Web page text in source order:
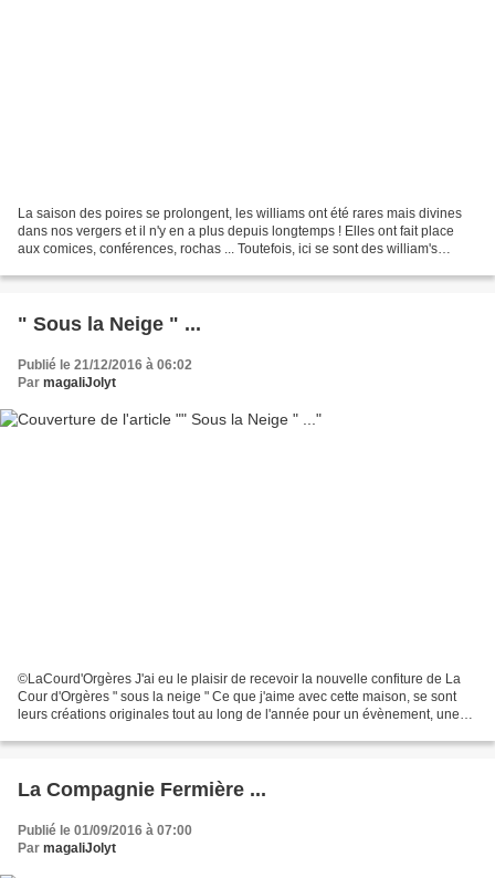
La saison des poires se prolongent, les williams ont été rares mais divines
dans nos vergers et il n'y en a plus depuis longtemps ! Elles ont fait place
aux comices, conférences, rochas ... Toutefois, ici se sont des william's
" Sous la Neige " ...
Publié le 21/12/2016 à 06:02
Par magaliJolyt
©LaCourd'Orgères J'ai eu le plaisir de recevoir la nouvelle confiture de La
Cour d'Orgères " sous la neige " Ce que j'aime avec cette maison, se sont
leurs créations originales tout au long de l'année pour un évènement, une
La Compagnie Fermière ...
Publié le 01/09/2016 à 07:00
Par magaliJolyt